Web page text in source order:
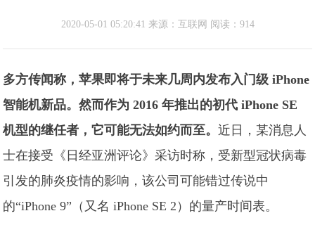
2020-05-01 05:20:41 来源：互联网 阅读：914
多方传闻称，苹果即将于未来几周内发布入门级 iPhone
智能机新品。然而作为 2016 年推出的初代 iPhone SE
机型的继任者，它可能无法如约而至。近日，某消息人
士在接受《日经亚洲评论》采访时称，受新型冠状病毒
引发的肺炎疫情的影响，该公司可能错过传说中
的“iPhone 9”（又名 iPhone SE 2）的量产时间表。